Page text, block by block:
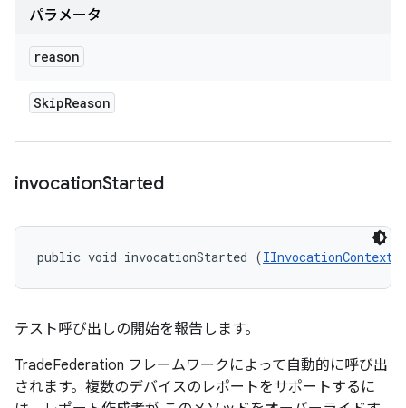
パラメータ
reason
SkipReason
invocationStarted
public void invocationStarted (IInvocationContext
テスト呼び出しの開始を報告します。
TradeFederation フレームワークによって自動的に呼び出
されます。複数のデバイスのレポートをサポートするに